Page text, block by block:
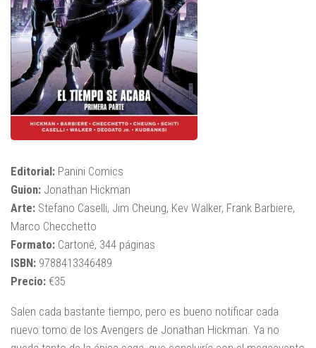
Editorial: Panini Comics
Guion: Jonathan Hickman
Arte: Stefano Caselli, Jim Cheung, Kev Walker, Frank Barbiere,
Marco Checchetto
Formato: Cartoné, 344 páginas
ISBN: 9788413346489
Precio: €35
Salen cada bastante tiempo, pero es bueno notificar cada
nuevo tomo de los Avengers de Jonathan Hickman. Ya no